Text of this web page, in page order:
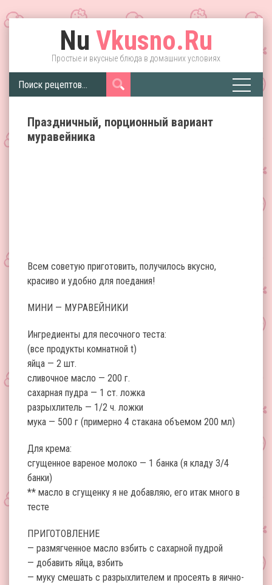
Nu Vkusno.Ru
Простые и вкусные блюда в домашних условиях
Праздничный, порционный вариант
муравейника
Всем советую приготовить, получилось вкусно,
красиво и удобно для поедания!
МИНИ — МУРАВЕЙНИКИ
Ингредиенты для песочного теста:
(все продукты комнатной t)
яйца — 2 шт.
сливочное масло — 200 г.
сахарная пудра — 1 ст. ложка
разрыхлитель — 1/2 ч. ложки
мука — 500 г (примерно 4 стакана объемом 200 мл)
Для крема:
сгущенное вареное молоко — 1 банка (я кладу 3/4
банки)
** масло в сгущенку я не добавляю, его итак много в
тесте
ПРИГОТОВЛЕНИЕ
— размягченное масло взбить с сахарной пудрой
— добавить яйца, взбить
— муку смешать с разрыхлителем и просеять в яично-